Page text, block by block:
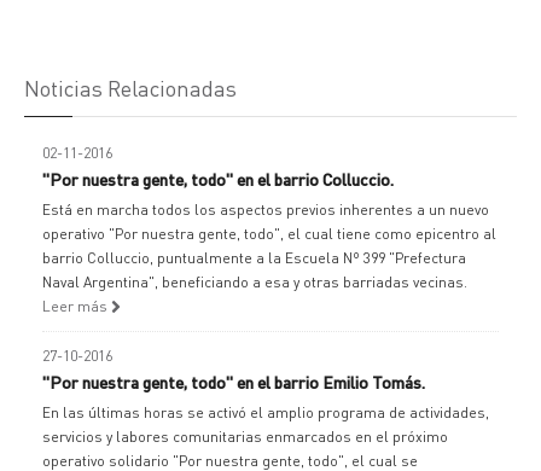
Noticias Relacionadas
02-11-2016
"Por nuestra gente, todo" en el barrio Colluccio.
Está en marcha todos los aspectos previos inherentes a un nuevo
operativo "Por nuestra gente, todo", el cual tiene como epicentro al
barrio Colluccio, puntualmente a la Escuela Nº 399 "Prefectura
Naval Argentina", beneficiando a esa y otras barriadas vecinas.
Leer más
27-10-2016
"Por nuestra gente, todo" en el barrio Emilio Tomás.
En las últimas horas se activó el amplio programa de actividades,
servicios y labores comunitarias enmarcados en el próximo
operativo solidario "Por nuestra gente, todo", el cual se